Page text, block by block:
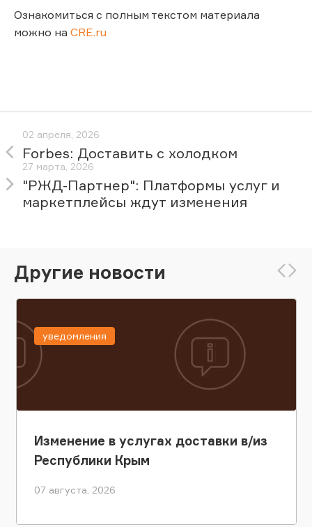
Ознакомиться с полным текстом материала
можно на CRE.ru
02 апреля, 2026
Forbes: Доставить с холодком
27 марта, 2026
"РЖД-Партнер": Платформы услуг и
маркетплейсы ждут изменения
Другие новости
Изменение в услугах доставки в/из
Республики Крым
07 августа, 2026
уведомления